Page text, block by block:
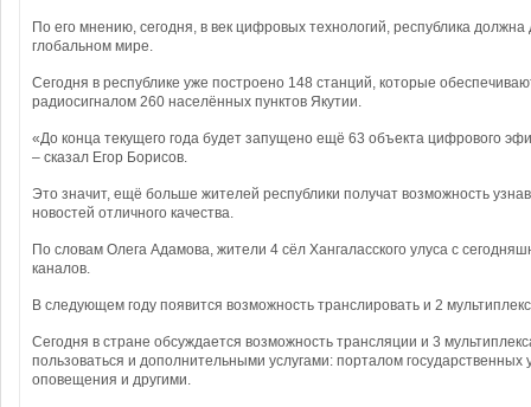
По его мнению, сегодня, в век цифровых технологий, республика должна
глобальном мире.
Сегодня в республике уже построено 148 станций, которые
радиосигналом 260 населённых пунктов Якутии.
«До конца текущего года будет запущено ещё 63 объекта цифрового
– сказал Егор Борисов.
Это значит, ещё больше жителей республики получат возможность
новостей отличного качества.
По словам Олега Адамова, жители 4 сёл Хангаласского улуса с
каналов.
В следующем году появится возможность транслировать и 2
Сегодня в стране обсуждается возможность трансляции и 3
пользоваться и дополнительными услугами: порталом государственных
оповещения и другими.